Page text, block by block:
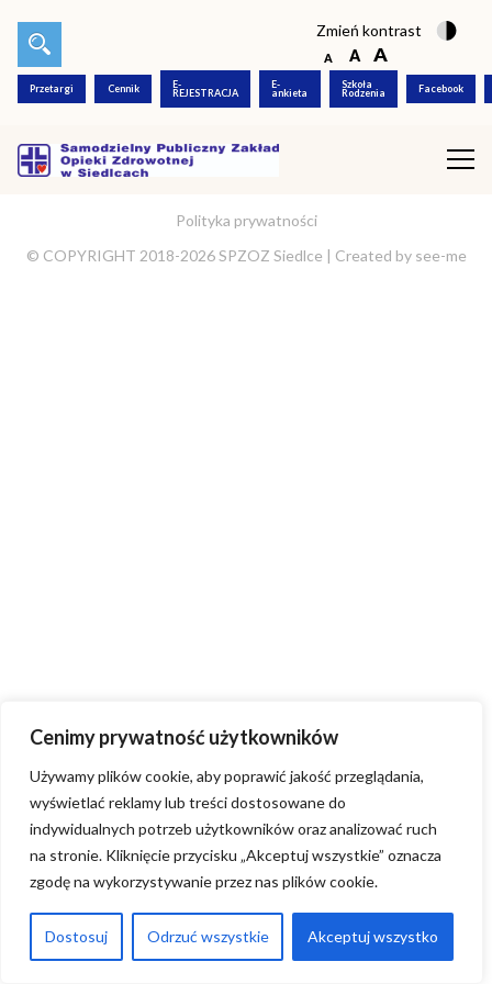
Cenimy prywatność użytkowników
Używamy plików cookie, aby poprawić jakość przeglądania,
wyświetlać reklamy lub treści dostosowane do
indywidualnych potrzeb użytkowników oraz analizować ruch
na stronie. Kliknięcie przycisku „Akceptuj wszystkie” oznacza
zgodę na wykorzystywanie przez nas plików cookie.
Dostosuj Odrzuć wszystkie Akceptuj wszystko
Zmień kontrast
Przetargi Cennik E-
REJESTRACJA
E-
ankieta
Szkoła
Rodzenia Facebook
Polityka prywatności
© COPYRIGHT 2018-2026 SPZOZ Siedlce | Created by see-me